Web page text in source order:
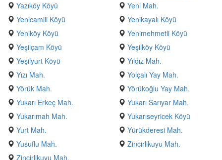
Yazıköy Köyü
Yeni Mah.
Yenicamili Köyü
Yenikayalı Köyü
Yeniköy Köyü
Yenimehmetli Köyü
Yeşilçam Köyü
Yeşilköy Köyü
Yeşilyurt Köyü
Yıldız Mah.
Yızı Mah.
Yolçalı Yay Mah.
Yörük Mah.
Yörükoğlu Yay Mah.
Yukarı Erkeç Mah.
Yukarı Sarıyar Mah.
Yukarımah Mah.
Yukarıseyricek Köyü
Yurt Mah.
Yürükderesi Mah.
Yusuflu Mah.
Zincirlikuyu Mah.
Zincirlikuyu Mah.